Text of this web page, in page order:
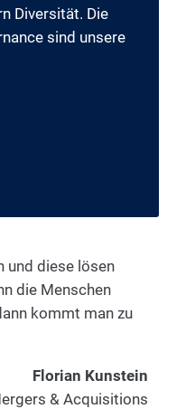
Diversität. Die
sind unsere
und diese lösen
die Menschen
kommt man zu
Florian Kunstein
& Acquisitions